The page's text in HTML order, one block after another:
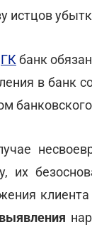
истцов
ГК банк
в банк
их